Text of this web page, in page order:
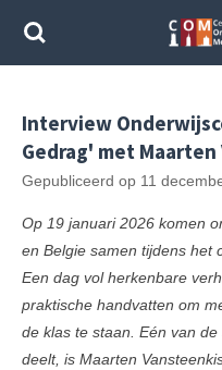
Ga
hoofdinhoud
Interview
Gedrag' met
Gepubliceerd op 11
Op 19 januari 2026 komen
en Belgie samen tijdens het
Een dag vol herkenbare
praktische handvatten om
de klas te staan. Eén van
deelt, is Maarten